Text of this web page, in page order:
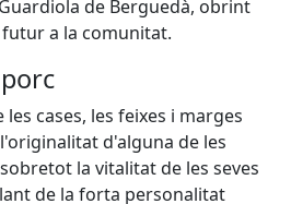
de Berguedà, obrint
a la comunitat.
cases, les feixes i marges
d'alguna de les
la vitalitat de les seves
de la forta personalitat